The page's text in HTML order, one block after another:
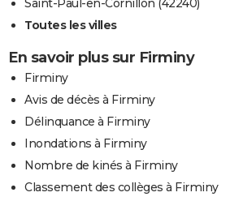
Saint-Paul-en-Cornillon (42240)
Toutes les villes
En savoir plus sur Firminy
Firminy
Avis de décès à Firminy
Délinquance à Firminy
Inondations à Firminy
Nombre de kinés à Firminy
Classement des collèges à Firminy